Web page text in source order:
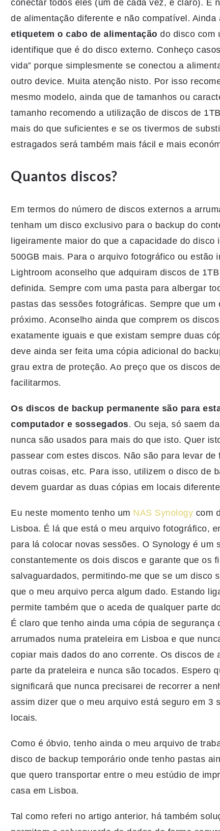
conectar todos eles (um de cada vez, é claro). E
de alimentação diferente e não compatível.
etiquetem o cabo de alimentação do disco com
identifique que é do disco externo. Conheço
vida” porque simplesmente se conectou a
outro device. Muita atenção nisto. Por isso
mesmo modelo, ainda que de tamanhos ou
tamanho recomendo a utilização de discos de
mais do que suficientes e se os tivermos de
estragados será também mais fácil e mais
Quantos discos?
Em termos do número de discos externos a
tenham um disco exclusivo para o backup do
ligeiramente maior do que a capacidade do
500GB mais. Para o arquivo fotográfico ou estão
Lightroom aconselho que adquiram discos de
definida. Sempre com uma pasta para albergar
pastas das sessões fotográficas. Sempre que
próximo. Aconselho ainda que comprem os
exatamente iguais e que existam sempre duas
deve ainda ser feita uma cópia adicional do
grau extra de proteção. Ao preço que os discos
facilitarmos.
Os discos de backup permanente são para
computador e sossegados. Ou seja, só saem
nunca são usados para mais do que isto. Quer
passear com estes discos. Não são para levar
outras coisas, etc. Para isso, utilizem o disco de
devem guardar as duas cópias em locais
Eu neste momento tenho um NAS Synology com
Lisboa. É lá que está o meu arquivo fotográfico,
para lá colocar novas sessões. O Synology é um
constantemente os dois discos e garante que os
salvaguardados, permitindo-me que se um disco
que o meu arquivo perca algum dado. Estando
permite também que o aceda de qualquer parte
É claro que tenho ainda uma cópia de
arrumados numa prateleira em Lisboa e que
copiar mais dados do ano corrente. Os discos de
parte da prateleira e nunca são tocados. Espero
significará que nunca precisarei de recorrer a
assim dizer que o meu arquivo está seguro em 3
locais.
Como é óbvio, tenho ainda o meu arquivo de
disco de backup temporário onde tenho pastas
que quero transportar entre o meu estúdio de
casa em Lisboa.
Tal como referi no artigo anterior, há também